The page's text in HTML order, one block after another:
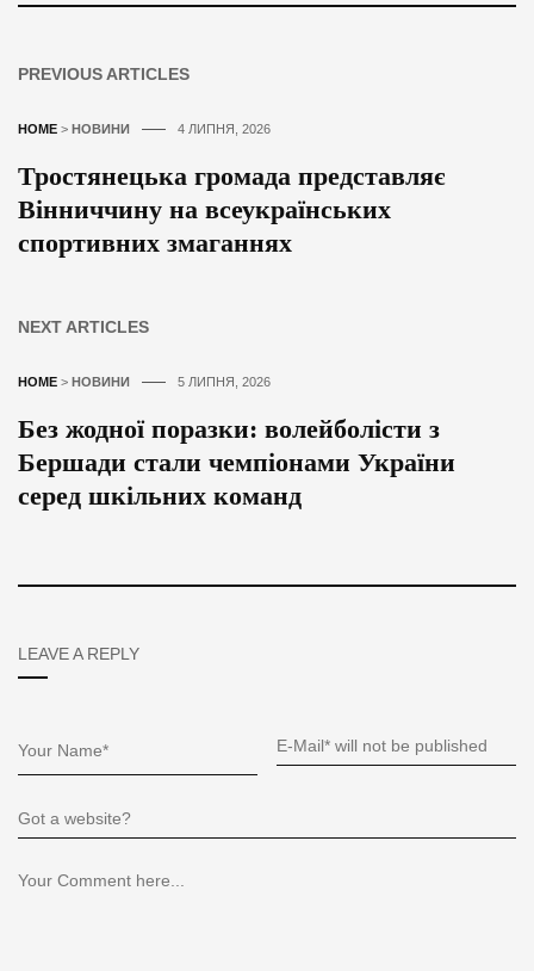
PREVIOUS ARTICLES
HOME > НОВИНИ 4 ЛИПНЯ, 2026
Тростянецька громада представляє
Вінниччину на всеукраїнських
спортивних змаганнях
NEXT ARTICLES
HOME > НОВИНИ 5 ЛИПНЯ, 2026
Без жодної поразки: волейболісти з
Бершади стали чемпіонами України
серед шкільних команд
LEAVE A REPLY